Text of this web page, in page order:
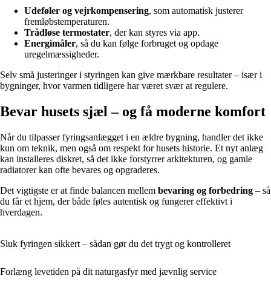
Udeføler og vejrkompensering, som automatisk justerer
fremløbstemperaturen.
Trådløse termostater, der kan styres via app.
Energimåler, så du kan følge forbruget og opdage
uregelmæssigheder.
Selv små justeringer i styringen kan give mærkbare resultater – især i
bygninger, hvor varmen tidligere har været svær at regulere.
Bevar husets sjæl – og få moderne komfort
Når du tilpasser fyringsanlægget i en ældre bygning, handler det ikke
kun om teknik, men også om respekt for husets historie. Et nyt anlæg
kan installeres diskret, så det ikke forstyrrer arkitekturen, og gamle
radiatorer kan ofte bevares og opgraderes.
Det vigtigste er at finde balancen mellem bevaring og forbedring – så
du får et hjem, der både føles autentisk og fungerer effektivt i
hverdagen.
Sluk fyringen sikkert – sådan gør du det trygt og kontrolleret
Forlæng levetiden på dit naturgasfyr med jævnlig service